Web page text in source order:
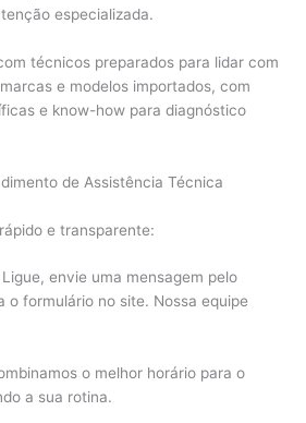
especializada.
técnicos preparados para lidar com
e modelos importados, com
e know-how para diagnóstico
de Assistência Técnica
e transparente:
envie uma mensagem pelo
o formulário no site. Nossa equipe
o melhor horário para o
a sua rotina.